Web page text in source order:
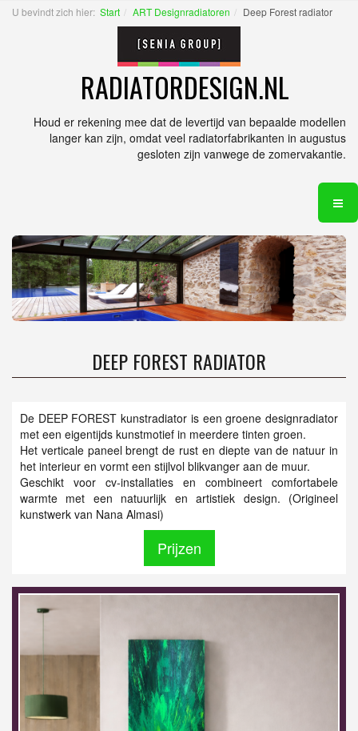
U bevindt zich hier: Start ART Designradiatoren Deep Forest radiator
RADIATORDESIGN.NL
Houd er rekening mee dat de levertijd van bepaalde modellen
langer kan zijn, omdat veel radiatorfabrikanten in augustus
gesloten zijn vanwege de zomervakantie.
DEEP FOREST RADIATOR
De DEEP FOREST kunstradiator is een groene designradiator
met een eigentijds kunstmotief in meerdere tinten groen.
Het verticale paneel brengt de rust en diepte van de natuur in
het interieur en vormt een stijlvol blikvanger aan de muur.
Geschikt voor cv-installaties en combineert comfortabele
warmte met een natuurlijk en artistiek design. (Origineel
kunstwerk van Nana Almasi)
Prijzen